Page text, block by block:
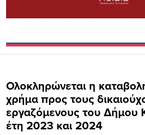
Ολοκληρώνεται η
χρήμα προς τους
εργαζόμενους του Δήμου
έτη 2023 και 2024